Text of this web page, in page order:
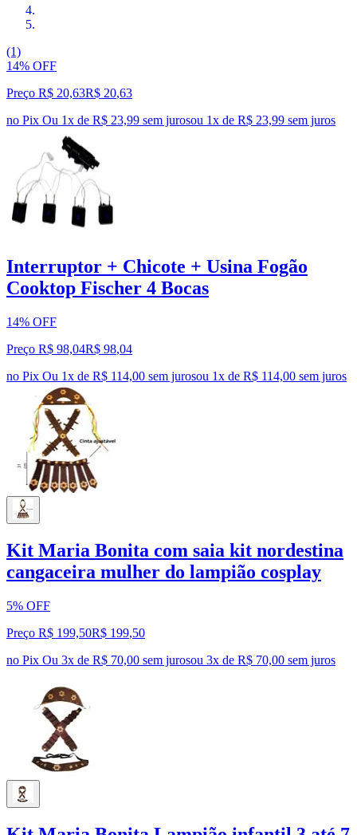
(1)
14% OFF
Preço R$ 20,63R$ 20,63
no Pix Ou 1x de R$ 23,99 sem jurosou 1x de R$ 23,99 sem juros
Interruptor + Chicote + Usina Fogão
Cooktop Fischer 4 Bocas
14% OFF
Preço R$ 98,04R$ 98,04
no Pix Ou 1x de R$ 114,00 sem jurosou 1x de R$ 114,00 sem juros
Kit Maria Bonita com saia kit nordestina
cangaceira mulher do lampião cosplay
5% OFF
Preço R$ 199,50R$ 199,50
no Pix Ou 3x de R$ 70,00 sem jurosou 3x de R$ 70,00 sem juros